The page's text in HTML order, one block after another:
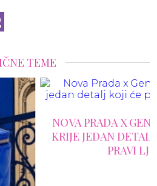
TEME
MONSTER KOLEKCIJA
KOJI ĆE PRIMETITI SAMO
MODE